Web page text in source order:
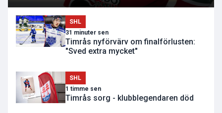
SHL
31 minuter sen
Timrås nyförvärv om finalförlusten:
"Sved extra mycket"
SHL
1 timme sen
Timrås sorg - klubblegendaren död